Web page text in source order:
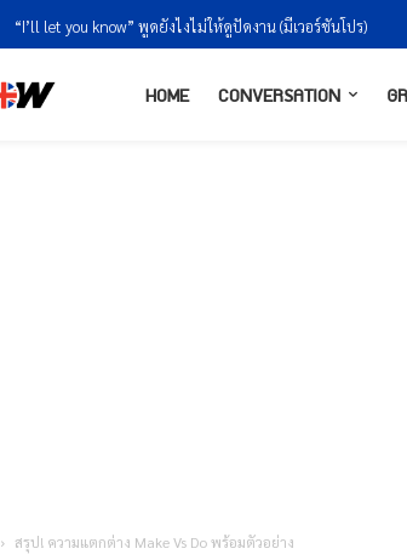
“I’ll let you know” พูดยังไงไม่ให้ดูปัดงาน (มีเวอร์ชันโปร)
“I’m finished” vs “I’m done” ใช้ต่างกันยังไงให้ธรรมชาติ
HOME CONVERSATION
สรุป! ความแตกต่าง Make Vs Do พร้อมตัวอย่าง